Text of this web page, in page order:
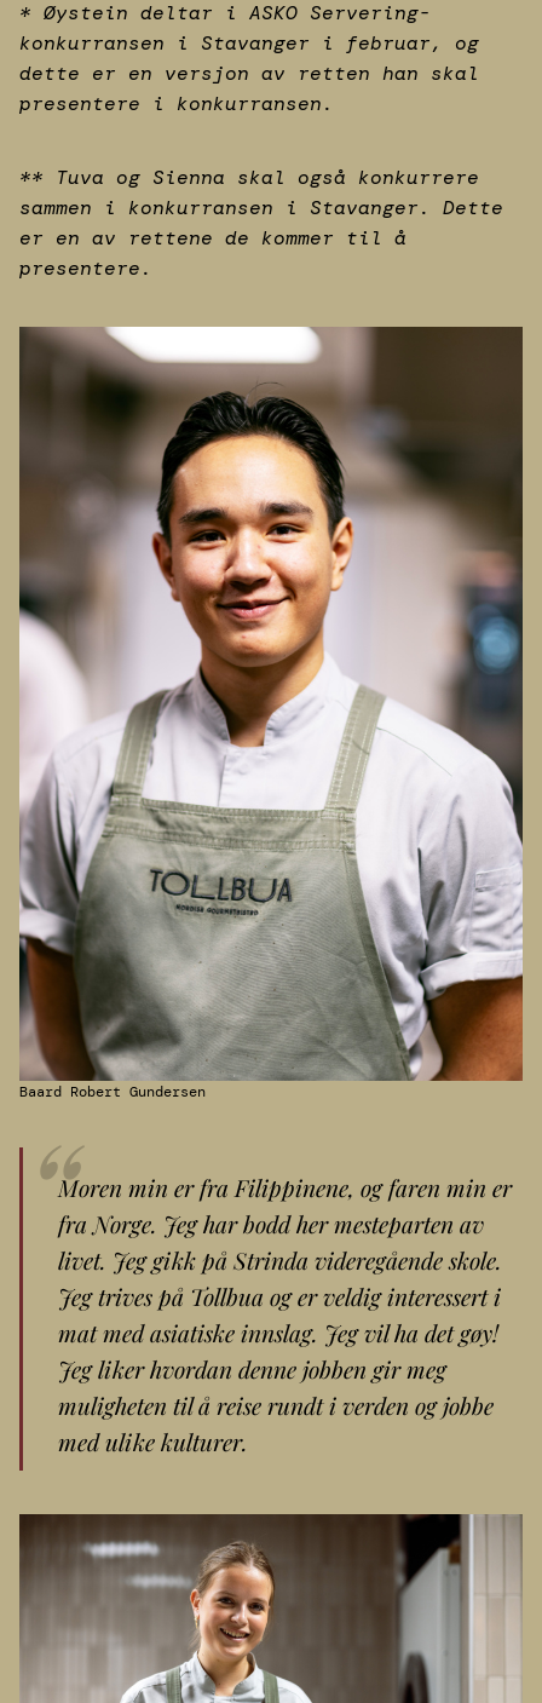
* Øystein deltar i ASKO Servering-
konkurransen i Stavanger i februar, og
dette er en versjon av retten han skal
presentere i konkurransen.
** Tuva og Sienna skal også konkurrere
sammen i konkurransen i Stavanger. Dette
er en av rettene de kommer til å
presentere.
Baard Robert Gundersen
Moren min er fra Filippinene, og faren min er
fra Norge. Jeg har bodd her mesteparten av
livet. Jeg gikk på Strinda videregående skole.
Jeg trives på Tollbua og er veldig interessert i
mat med asiatiske innslag. Jeg vil ha det gøy!
Jeg liker hvordan denne jobben gir meg
muligheten til å reise rundt i verden og jobbe
med ulike kulturer.